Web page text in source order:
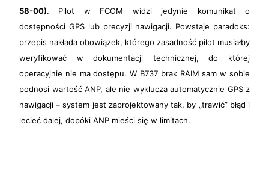
58-00). Pilot w FCOM widzi jedynie komunikat o
dostępności GPS lub precyzji nawigacji. Powstaje paradoks:
przepis nakłada obowiązek, którego zasadność pilot musiałby
weryfikować w dokumentacji technicznej, do której
operacyjnie nie ma dostępu. W B737 brak RAIM sam w sobie
podnosi wartość ANP, ale nie wyklucza automatycznie GPS z
nawigacji – system jest zaprojektowany tak, by „trawić” błąd i
lecieć dalej, dopóki ANP mieści się w limitach.